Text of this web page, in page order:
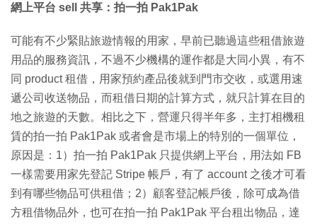
網上平台 sell 共享：拍一拍 Pak1Pak
可能有不少緊貼旅遊情報的用家，早前已聽過這些租借旅遊
用品的服務資訊，不過不少機構的運作都是大同小異，有不
同 product 租借，用家預約產品後就到門市交收，或選用速
遞公司收送物品，而租借日期的計算方式，就只計算在目的
地之旅遊的天數。相比之下，營運只得半年多，主打相機租
賃的拍一拍 Pak1Pak 或者會是市場上的特別的一個單位，
原因是：1）拍一拍 Pak1Pak 只提供網上平台，用法如 FB
一樣需要用家先登記 Stripe 帳戶，有了 account 之後才可看
到有哪些物品可供租借；2）顧客登記帳戶後，除可成為借
方租借物品外，也可在拍一拍 Pak1Pak 平台租出物品，達